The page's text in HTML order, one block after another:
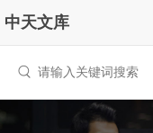
中天文库